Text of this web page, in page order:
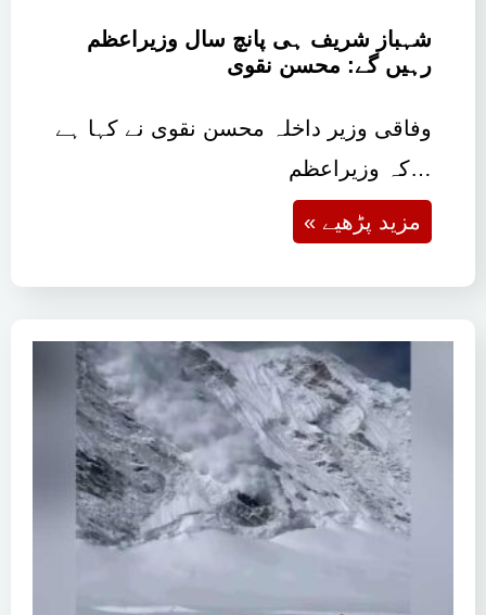
شہباز شریف ہی پانچ سال وزیراعظم
رہیں گے: محسن نقوی
وفاقی وزیر داخلہ محسن نقوی نے کہا ہے
کہ وزیراعظم…
« مزید پڑھیے